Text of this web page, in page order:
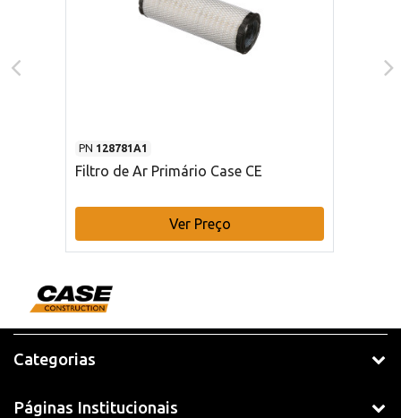
PN 128781A1
Filtro de Ar Primário Case CE
Ver Preço
Categorias
Páginas Institucionais